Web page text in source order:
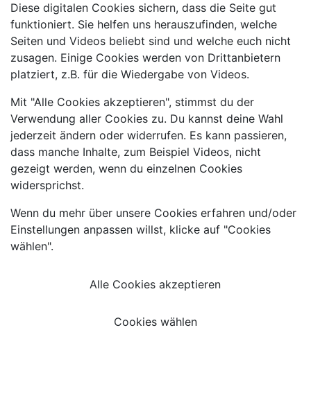
Diese digitalen Cookies sichern, dass die Seite gut
funktioniert. Sie helfen uns herauszufinden, welche
Seiten und Videos beliebt sind und welche euch nicht
zusagen. Einige Cookies werden von Drittanbietern
platziert, z.B. für die Wiedergabe von Videos.
Mit "Alle Cookies akzeptieren", stimmst du der
Verwendung aller Cookies zu. Du kannst deine Wahl
jederzeit ändern oder widerrufen. Es kann passieren,
dass manche Inhalte, zum Beispiel Videos, nicht
gezeigt werden, wenn du einzelnen Cookies
widersprichst.
Wenn du mehr über unsere Cookies erfahren und/oder
Einstellungen anpassen willst, klicke auf "Cookies
wählen".
Alle Cookies akzeptieren
Cookies wählen